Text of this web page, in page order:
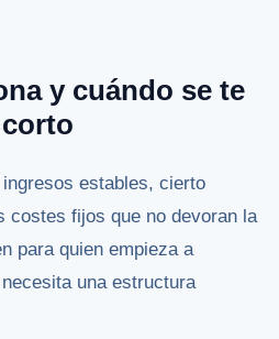
y cuándo se te
estables, cierto
costes fijos que no devoran la
para quien empieza a
una estructura